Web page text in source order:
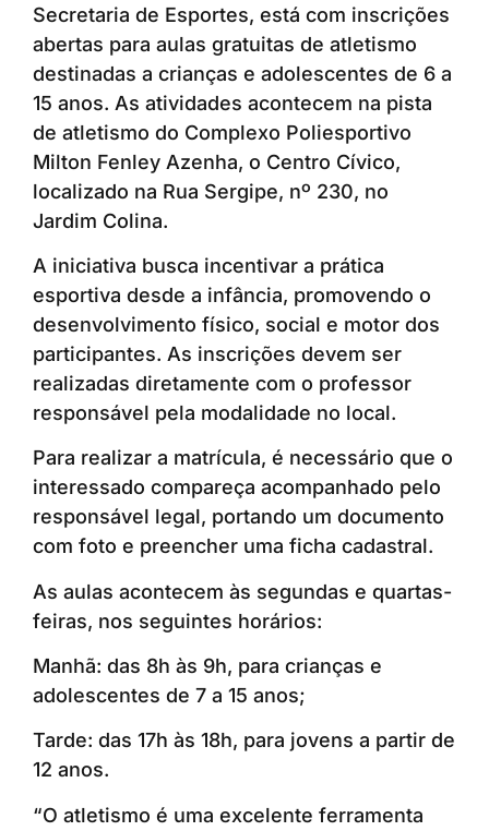
Secretaria de Esportes, está com inscrições
abertas para aulas gratuitas de atletismo
destinadas a crianças e adolescentes de 6 a
15 anos. As atividades acontecem na pista
de atletismo do Complexo Poliesportivo
Milton Fenley Azenha, o Centro Cívico,
localizado na Rua Sergipe, nº 230, no
Jardim Colina.
A iniciativa busca incentivar a prática
esportiva desde a infância, promovendo o
desenvolvimento físico, social e motor dos
participantes. As inscrições devem ser
realizadas diretamente com o professor
responsável pela modalidade no local.
Para realizar a matrícula, é necessário que o
interessado compareça acompanhado pelo
responsável legal, portando um documento
com foto e preencher uma ficha cadastral.
As aulas acontecem às segundas e quartas-
feiras, nos seguintes horários:
Manhã: das 8h às 9h, para crianças e
adolescentes de 7 a 15 anos;
Tarde: das 17h às 18h, para jovens a partir de
12 anos.
“O atletismo é uma excelente ferramenta